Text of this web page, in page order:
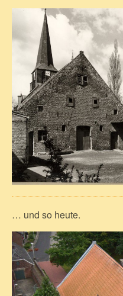
… und so heute.